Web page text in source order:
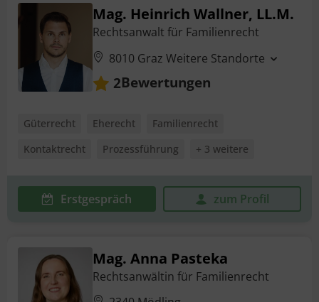
Mag. Heinrich Wallner, LL.M.
Rechtsanwalt für Familienrecht
8010 Graz Weitere Standorte
2Bewertungen
Güterrecht Eherecht
Familienrecht
Kontaktrecht
Prozessführung + 3 weitere
Erstgespräch zum Profil
Mag. Anna Pasteka
Rechtsanwältin für Familienrecht